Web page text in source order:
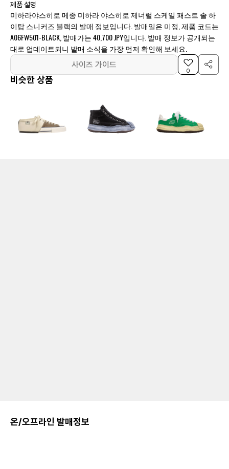
제품 설명
미하라야스히로 메종 미하라 야스히로 제너럴 스케일 패스트 솔 하
이탑 스니커즈 블랙의 발매 정보입니다. 발매일은 미정, 제품 코드는
A06FW501-BLACK, 발매가는 40,700 JPY입니다. 발매 정보가 공개되는
대로 업데이트되니 발매 소식을 가장 먼저 확인해 보세요.
사이즈 가이드
0
비슷한 상품
온/오프라인 발매정보